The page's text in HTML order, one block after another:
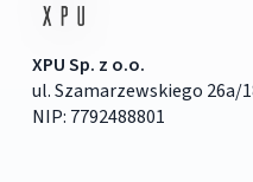
XPU Sp. z o.o.
ul. Szamarzewskiego 26a/
NIP: 7792488801